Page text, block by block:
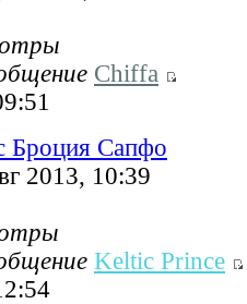
Chiffa
Броция Сапфо
2013, 10:39
Keltic Prince